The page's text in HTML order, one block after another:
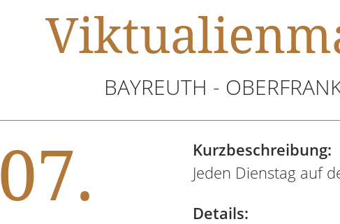
BAYREUTH -
07.
Kurzbeschreibung:
Jeden Dienstag auf
Details: